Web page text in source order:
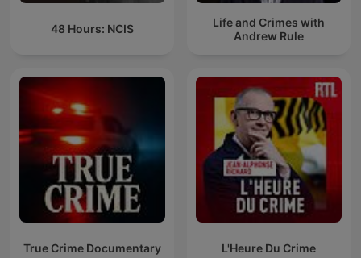
48 Hours: NCIS
Life and Crimes with
Andrew Rule
True Crime Documentary L'Heure Du Crime